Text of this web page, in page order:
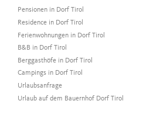
Pensionen in Dorf Tirol
Residence in Dorf Tirol
Ferienwohnungen in Dorf Tirol
B&B in Dorf Tirol
Berggasthöfe in Dorf Tirol
Campings in Dorf Tirol
Urlaubsanfrage
Urlaub auf dem Bauernhof Dorf Tirol